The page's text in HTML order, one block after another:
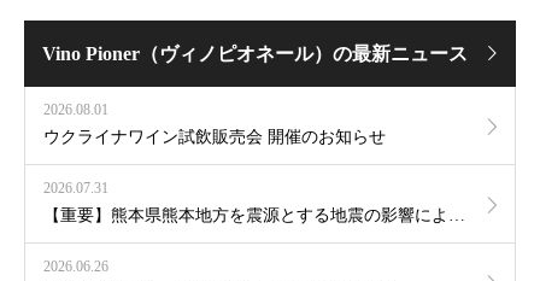
Vino Pioner（ヴィノピオネール）の最新ニュース
2026.08.01
ウクライナワイン試飲販売会 開催のお知らせ
2026.07.31
2026.06.26